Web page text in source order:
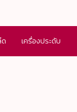
เครื่องประดับ